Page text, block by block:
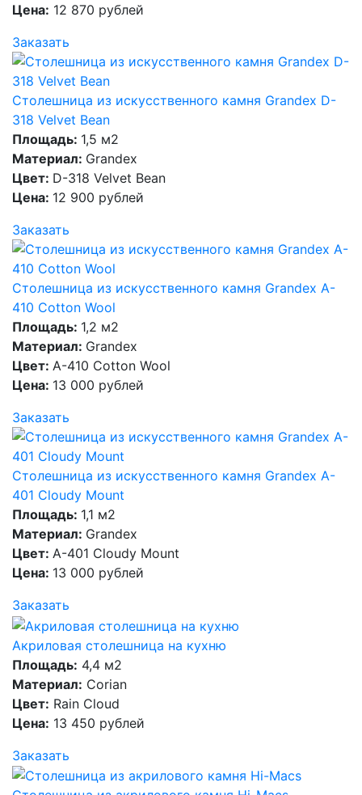
Цена: 12 870 рублей
Заказать
Столешница из искусственного камня Grandex D-
318 Velvet Bean
Площадь: 1,5 м2
Материал: Grandex
Цвет: D-318 Velvet Bean
Цена: 12 900 рублей
Заказать
Столешница из искусственного камня Grandex A-
410 Cotton Wool
Площадь: 1,2 м2
Материал: Grandex
Цвет: A-410 Cotton Wool
Цена: 13 000 рублей
Заказать
Столешница из искусственного камня Grandex A-
401 Cloudy Mount
Площадь: 1,1 м2
Материал: Grandex
Цвет: A-401 Cloudy Mount
Цена: 13 000 рублей
Заказать
Акриловая столешница на кухню
Площадь: 4,4 м2
Материал: Corian
Цвет: Rain Cloud
Цена: 13 450 рублей
Заказать